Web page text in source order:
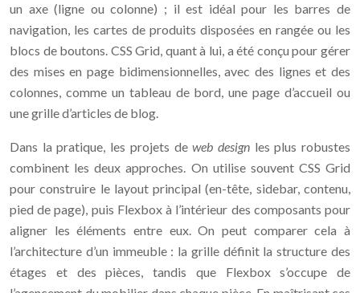
un axe (ligne ou colonne) ; il est idéal pour les barres de
navigation, les cartes de produits disposées en rangée ou les
blocs de boutons. CSS Grid, quant à lui, a été conçu pour gérer
des mises en page bidimensionnelles, avec des lignes et des
colonnes, comme un tableau de bord, une page d’accueil ou
une grille d’articles de blog.
Dans la pratique, les projets deweb designles plus robustes
combinent les deux approches. On utilise souvent CSS Grid
pour construire le layout principal (en-tête, sidebar, contenu,
pied de page), puis Flexbox à l’intérieur des composants pour
aligner les éléments entre eux. On peut comparer cela à
l’architecture d’un immeuble : la grille définit la structure des
étages et des pièces, tandis que Flexbox s’occupe de